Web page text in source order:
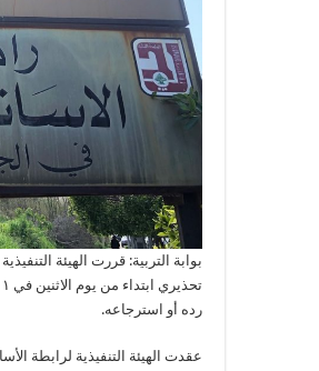
بوابة التربية: قررت الهيئة
رده أو استرجاعه.
عقدت الهيئة التنفيذية لرابطة